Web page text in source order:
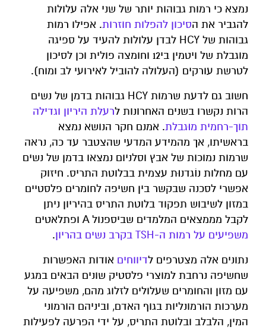
נמצא כי רמות גבוהות יותר של שני אלה עלולות
להגביר את הסיכון להפלות חוזרות. אפילו רמות
גבוהות של HCY לבדן עלולות להעיד על ספיגה
מוגבלת של ויטמין בי12 וחומצה פולית וכן לסיכון
לטרשת עורקים (העלולה להוביל לאירועי לב ומוח).
חשוב גם לדעת שרמות HCY גבוהות בדמן של נשים
הרות נקשרו בשנים האחרונות לרעלת היריון וגדילה
תוך-רחמית מוּגבלת. אמנם חקר הנושא נמצא
בראשיתו, אך מהמידע המדעי שהצטבר עד כה, נראה
שרמות נמוכות של אבץ וסלניום נמצאו בדמן של נשים
עם מחלות נוֹגדנוּת עצמית בבלוטת התריס. חיזוק
אפשרי לסכנה שבקשר בין חשיפה לחומרים פלסטיים
במזון לשיבוש תפקוד בלוטת התריס בהיריון ניתן
לקבל מממצאים המלמדים שביספנול A ופתלאטים
משפיעים על רמות ה-TSH בקרב נשים בהריון
.
נתונים אלה מצטרפים לדיווחים אודות האפשרות
שחשיפה נרחבת למוצרי פלסטיק שונים הבאים במגע
עם מזון והחומרים שעלולים לזלוג מהם, משפיעה על
מערכות הורמונליות בגוף האדם, וביניהם הורמוני
המין, הלבלב ובלוטת התריס, על ידי הפרעה לפעילות